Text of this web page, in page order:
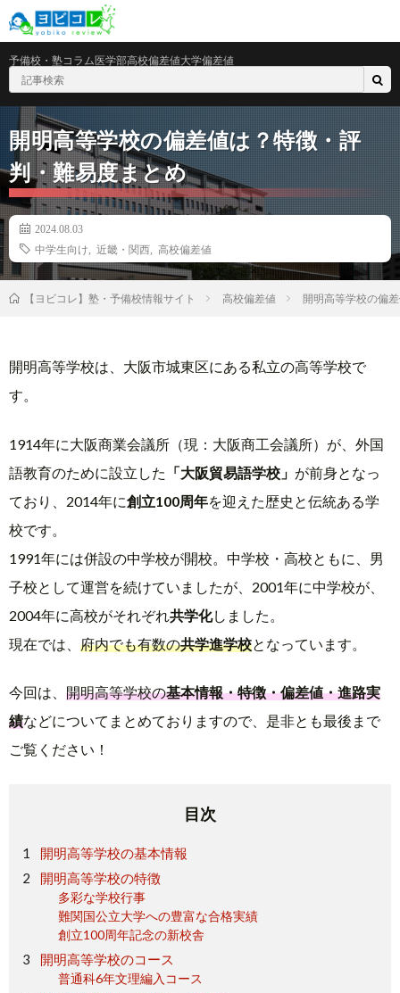
予備校・塾コラム医学部高校偏差値大学偏差値
開明高等学校の偏差値は？特徴・評
判・難易度まとめ
2024.08.03
中学生向け
近畿・関西 高校偏差値
【ヨビコレ】塾・予備校情報サイト 高校偏差値 開明高等学校の偏
開明高等学校は、大阪市城東区にある私立の高等学校で
す。
1914年に大阪商業会議所（現：大阪商工会議所）が、外国
語教育のために設立した 「大阪貿易語学校」 が前身となっ
ており、2014年に創立100周年を迎えた歴史と伝統ある学
校です。
1991年には併設の中学校が開校。中学校・高校ともに、男
子校として運営を続けていましたが、2001年に中学校が、
2004年に高校がそれぞれ共学化しました。
現在では、 府内でも有数の共学進学校となっています。
今回は、 開明高等学校の基本情報・特徴・偏差値・進路実
績などについてまとめておりますので、是非とも最後まで
ご覧ください！
目次
開明高等学校の基本情報
開明高等学校の特徴
多彩な学校行事
難関国公立大学への豊富な合格実績
創立100周年記念の新校舎
開明高等学校のコース
普通科6年文理編入コース